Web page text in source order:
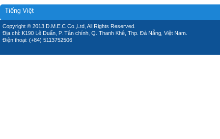
Tiếng Việt
Copyright © 2013 D.M.E.C Co.,Ltd, All Rights Reserved.
Địa chỉ: K190 Lê Duẩn, P. Tân chính, Q. Thanh Khê, Thp. Đà Nẵng, Việt Nam.
Điện thoại: (+84) 5113752506